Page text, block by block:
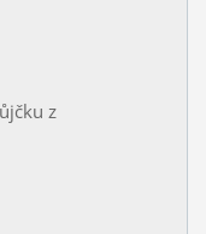
z